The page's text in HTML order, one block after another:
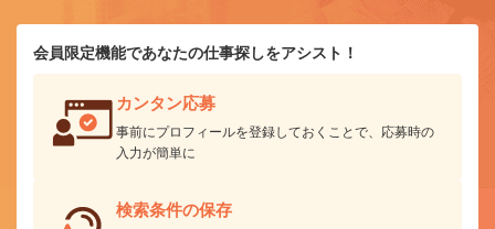
会員限定機能であなたの仕事探しをアシスト！
カンタン応募
事前にプロフィールを登録しておくことで、応募時の
入力が簡単に
検索条件の保存